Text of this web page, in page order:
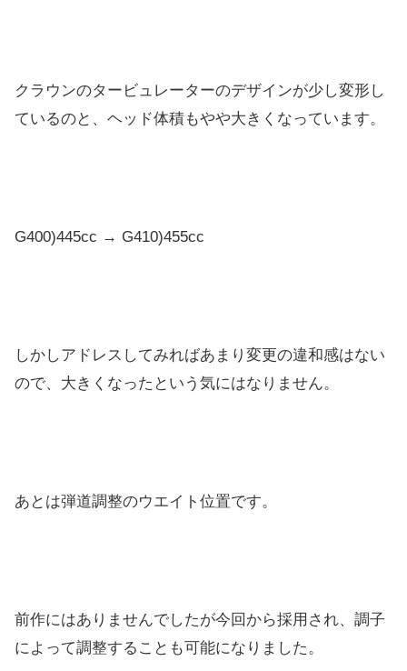
クラウンのタービュレーターのデザインが少し変形し
ているのと、ヘッド体積もやや大きくなっています。
G400)445cc → G410)455cc
しかしアドレスしてみればあまり変更の違和感はない
ので、大きくなったという気にはなりません。
あとは弾道調整のウエイト位置です。
前作にはありませんでしたが今回から採用され、調子
によって調整することも可能になりました。